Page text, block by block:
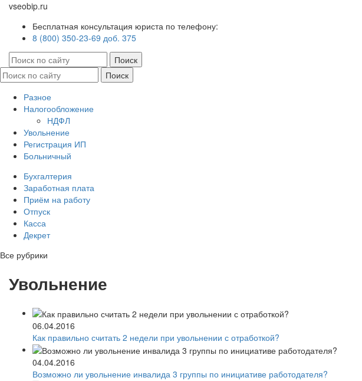
vseobip.ru
Бесплатная консультация юриста по телефону:
8 (800) 350-23-69 доб. 375
Разное
Налогообложение
НДФЛ
Увольнение
Регистрация ИП
Больничный
Бухгалтерия
Заработная плата
Приём на работу
Отпуск
Касса
Декрет
Все рубрики
Увольнение
06.04.2016
Как правильно считать 2 недели при увольнении с отработкой?
04.04.2016
Возможно ли увольнение инвалида 3 группы по инициативе работодателя?